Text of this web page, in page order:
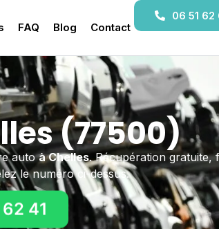
FAQ Blog Contact
06 51 62
(77500)
autoà Chelles. Récupération gratuite,
le numéro ci-dessus.
41